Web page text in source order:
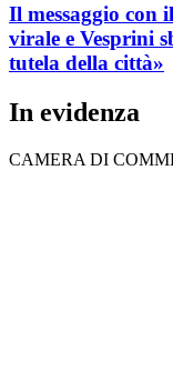
Il messaggio con
virale e Vesprini
tutela della città»
In evidenza
CAMERA DI